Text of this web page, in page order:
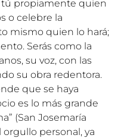
tú propiamente quien
o celebre la
mismo quien lo hará;
Serás como la
su voz, con las
su obra redentora.
que se haya
es lo más grande
(San Josemaría
orgullo personal, ya